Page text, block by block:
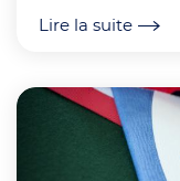
Lire la suite